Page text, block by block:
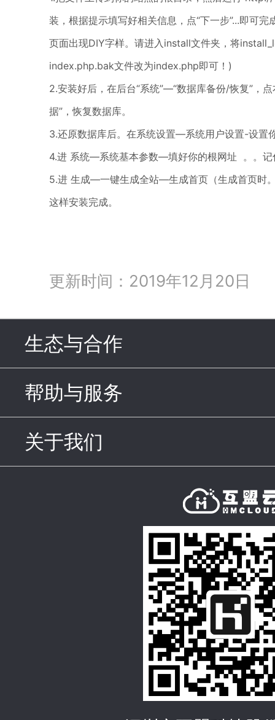
装，根据提示填写好相关信息，点“下一步”...即可
页面出现DIY字样。请进入install文件夹，将
index.php.bak文件改为index.php即可！)
2.安装好后，在后台“系统”—“数据库备份/恢复”，
据”，恢复数据库。
3.还原数据库后。在系统设置—系统用户设置-设置
4.进 系统—系统基本参数—填好你的根网址 。。
5.进 生成—一键生成全站—生成首页（生成首页时
这样安装完成。
更新时间：2019年12月20日
生态与合作
帮助与服务
关于我们